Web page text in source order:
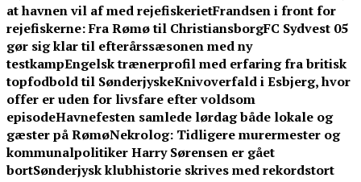
at havnen vil af med rejefiskerietFrandsen i front for
rejefiskerne: Fra Rømø til ChristiansborgFC Sydvest 05
gør sig klar til efterårssæsonen med ny
testkampEngelsk trænerprofil med erfaring fra britisk
topfodbold til SønderjyskeKnivoverfald i Esbjerg, hvor
offer er uden for livsfare efter voldsom
episodeHavnefesten samlede lørdag både lokale og
gæster på RømøNekrolog: Tidligere murermester og
kommunalpolitiker Harry Sørensen er gået
bortSønderjysk klubhistorie skrives med rekordstort